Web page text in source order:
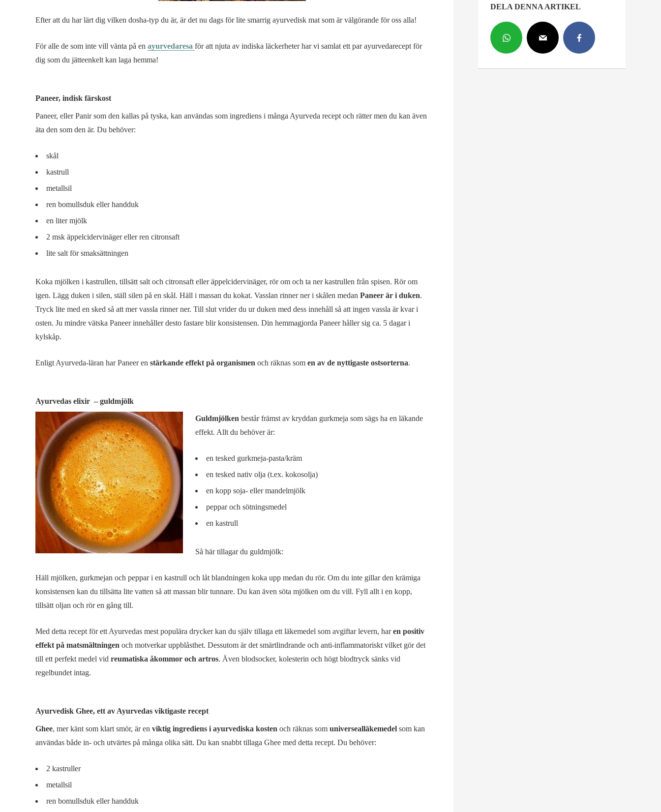
Efter att du har lärt dig vilken dosha-typ du är, är det nu dags för lite smarrig ayurvedisk mat som är välgörande för oss alla!
För alle de som inte vill vänta på en ayurvedaresa för att njuta av indiska läckerheter har vi samlat ett par ayurvedarecept för
dig som du jätteenkelt kan laga hemma!
Paneer, indisk färskost
Paneer, eller Panir som den kallas på tyska, kan användas som ingrediens i många Ayurveda recept och rätter men du kan även
äta den som den är. Du behöver:
skål
kastrull
metallsil
ren bomullsduk eller handduk
en liter mjölk
2 msk äppelcidervinäger eller ren citronsaft
lite salt för smaksättningen
Koka mjölken i kastrullen, tillsätt salt och citronsaft eller äppelcidervinäger, rör om och ta ner kastrullen från spisen. Rör om
igen. Lägg duken i silen, ställ silen på en skål. Häll i massan du kokat. Vasslan rinner ner i skålen medan Paneer är i duken.
Tryck lite med en sked så att mer vassla rinner ner. Till slut vrider du ur duken med dess innehåll så att ingen vassla är kvar i
osten. Ju mindre vätska Paneer innehåller desto fastare blir konsistensen. Din hemmagjorda Paneer håller sig ca. 5 dagar i
kylskåp.
Enligt Ayurveda-läran har Paneer en stärkande effekt på organismen och räknas som en av de nyttigaste ostsorterna.
Ayurvedas elixir – guldmjölk
Guldmjölken består främst av kryddan gurkmeja som sägs ha en läkande
effekt. Allt du behöver är:
en tesked gurkmeja-pasta/kräm
en tesked nativ olja (t.ex. kokosolja)
en kopp soja- eller mandelmjölk
peppar och sötningsmedel
en kastrull
Så här tillagar du guldmjölk:
Häll mjölken, gurkmejan och peppar i en kastrull och låt blandningen koka upp medan du rör. Om du inte gillar den krämiga
konsistensen kan du tillsätta lite vatten så att massan blir tunnare. Du kan även söta mjölken om du vill. Fyll allt i en kopp,
tillsätt oljan och rör en gång till.
Med detta recept för ett Ayurvedas mest populära drycker kan du själv tillaga ett läkemedel som avgiftar levern, haren positiv
effekt på matsmältningen och motverkar uppblåsthet. Dessutom är det smärtlindrande och anti-inflammatoriskt vilket gör det
till ett perfekt medel vid reumatiska åkommor och artros. Även blodsocker, kolesterin och högt blodtryck sänks vid
regelbundet intag.
Ayurvedisk Ghee, ett av Ayurvedas viktigaste recept
Ghee, mer känt som klart smör, är en viktig ingrediens i ayurvediska kosten och räknas som universealläkemedel som kan
användas både in- och utvärtes på många olika sätt. Du kan snabbt tillaga Ghee med detta recept. Du behöver:
2 kastruller
metallsil
ren bomullsduk eller handduk
DELA DENNA ARTIKEL